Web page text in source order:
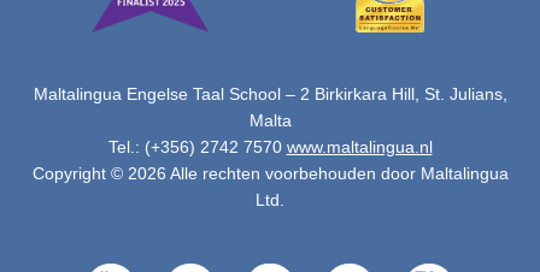
Maltalingua Engelse Taal School – 2 Birkirkara Hill, St. Julians,
Malta
Tel.: (+356) 2742 7570 www.maltalingua.nl
Copyright © 2026 Alle rechten voorbehouden door Maltalingua
Ltd.